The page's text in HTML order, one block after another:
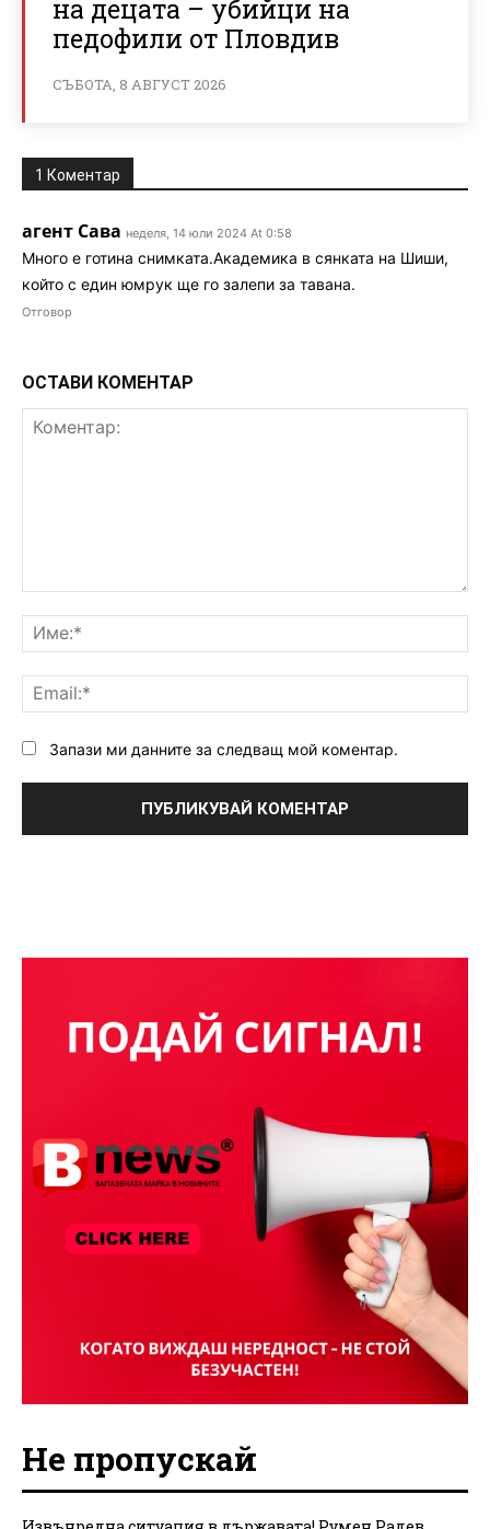
на децата – убийци на
педофили от Пловдив
СЪБОТА, 8 АВГУСТ 2026
1 Коментар
агент Сава неделя, 14 юли 2024 At 0:58
Много е готина снимката.Академика в сянката на Шиши,
който с един юмрук ще го залепи за тавана.
Отговор
ОСТАВИ КОМЕНТАР
Запази ми данните за следващ мой коментар.
Не пропускай